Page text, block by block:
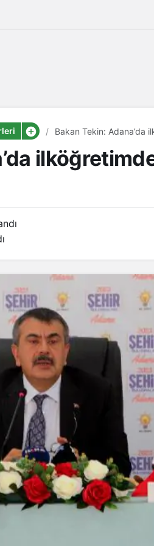
Bakan Tekin: Adana’da